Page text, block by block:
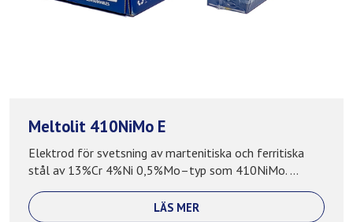
Meltolit 410NiMo E
Elektrod för svetsning av martenitiska och ferritiska
stål av 13%Cr 4%Ni 0,5%Mo–typ som 410NiMo. ...
LÄS MER